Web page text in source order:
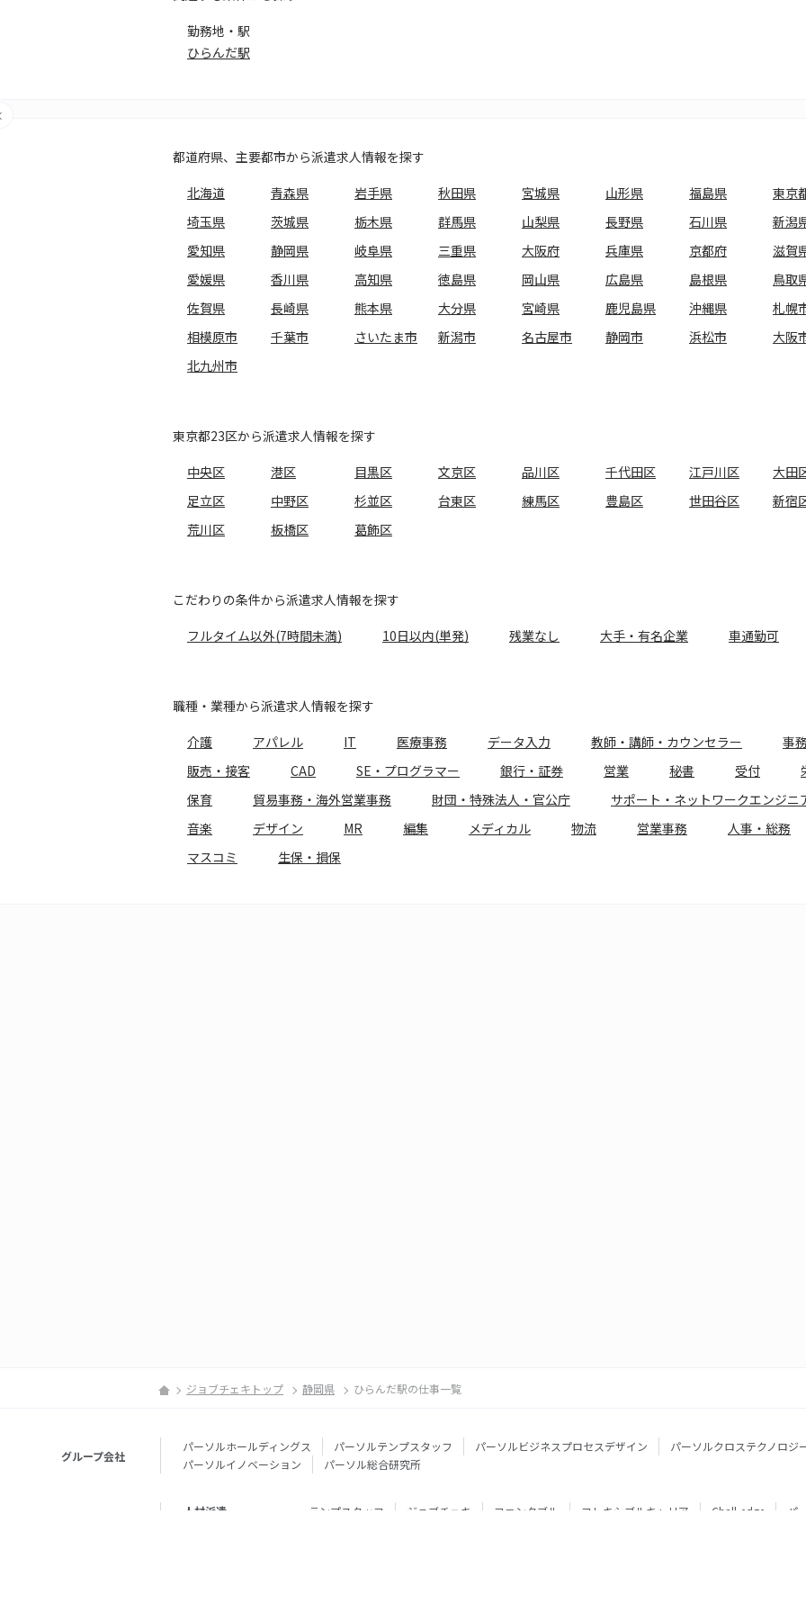
勤務地・駅
ひらんだ駅
都道府県、主要都市から派遣求人情報を探す
北海道
青森県 岩手県 秋田県 宮城県 山形県 福島県 東京
埼玉県
茨城県 栃木県 群馬県 山梨県 長野県 石川県 新潟
愛知県
静岡県 岐阜県 三重県 大阪府 兵庫県 京都府 滋賀
愛媛県
香川県 高知県 徳島県 岡山県 広島県 島根県 鳥取
佐賀県
長崎県 熊本県 大分県 宮崎県 鹿児島県 沖縄県 札幌
相模原市
千葉市 さいたま市 新潟市 名古屋市 静岡市 浜松市 大阪
北九州市
東京都23区から派遣求人情報を探す
中央区
港区 目黒区 文京区 品川区 千代田区 江戸川区 大田
足立区
中野区 杉並区 台東区 練馬区 豊島区 世田谷区 新宿
荒川区
板橋区 葛飾区
こだわりの条件から派遣求人情報を探す
フルタイム以外(7時間未満)
10日以内(単発) 残業なし 大手・有名企業 車通勤可
職種・業種から派遣求人情報を探す
介護
アパレル IT 医療事務 データ入力 教師・講師・カウンセラー 事務
販売・接客
CAD SE・プログラマー 銀行・証券 営業 秘書 受付
保育
貿易事務・海外営業事務 財団・特殊法人・官公庁 サポート・ネットワークエンジニ
音楽
デザイン MR 編集 メディカル 物流 営業事務 人事・総務
マスコミ
生保・損保
ジョブチェキトップ 静岡県 ひらんだ駅の仕事一覧
グループ会社
パーソルホールディングス パーソルテンプスタッフ パーソルビジネスプロセスデザイン パーソルクロステクノロジ
パーソルイノベーション
パーソル総合研究所
人材派遣 テンプスタッフ ジョブチェキ ファンタブル フレキシブルキャリア Chall-edge
パ